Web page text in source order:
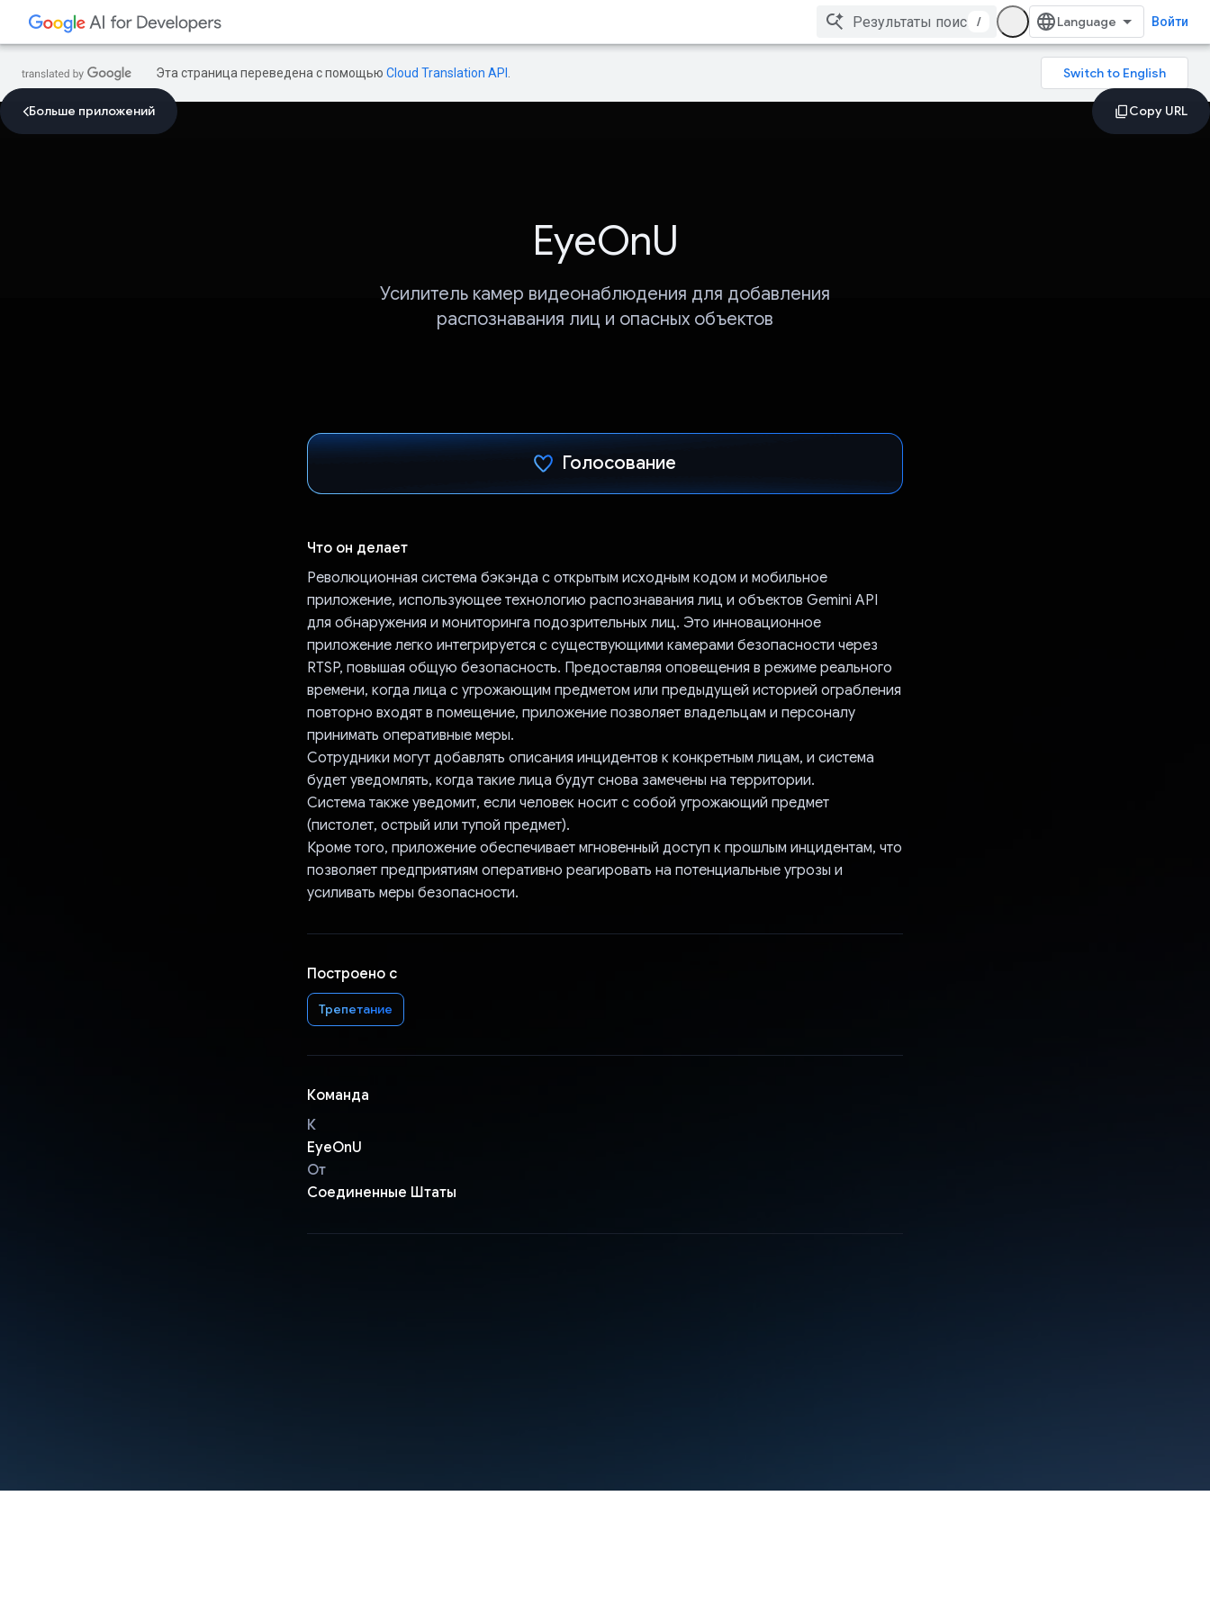
/ Войти
Эта страница переведена с помощью Cloud Translation API
Больше приложений
EyeOnU
Усилитель камер видеонаблюдения для добавления
распознавания лиц и опасных объектов
Голосование
Что он делает
Революционная система бэкэнда с открытым исходным кодом и мобильное
приложение, использующее технологию распознавания лиц и объектов Gemini API
для обнаружения и мониторинга подозрительных лиц. Это инновационное
приложение легко интегрируется с существующими камерами безопасности через
RTSP, повышая общую безопасность. Предоставляя оповещения в режиме реального
времени, когда лица с угрожающим предметом или предыдущей историей ограбления
повторно входят в помещение, приложение позволяет владельцам и персоналу
принимать оперативные меры.
Сотрудники могут добавлять описания инцидентов к конкретным лицам, и система
будет уведомлять, когда такие лица будут снова замечены на территории.
Система также уведомит, если человек носит с собой угрожающий предмет
(пистолет, острый или тупой предмет).
Кроме того, приложение обеспечивает мгновенный доступ к прошлым инцидентам, что
позволяет предприятиям оперативно реагировать на потенциальные угрозы и
усиливать меры безопасности.
Построено с
Трепетание
Команда
К
EyeOnU
От
Соединенные Штаты